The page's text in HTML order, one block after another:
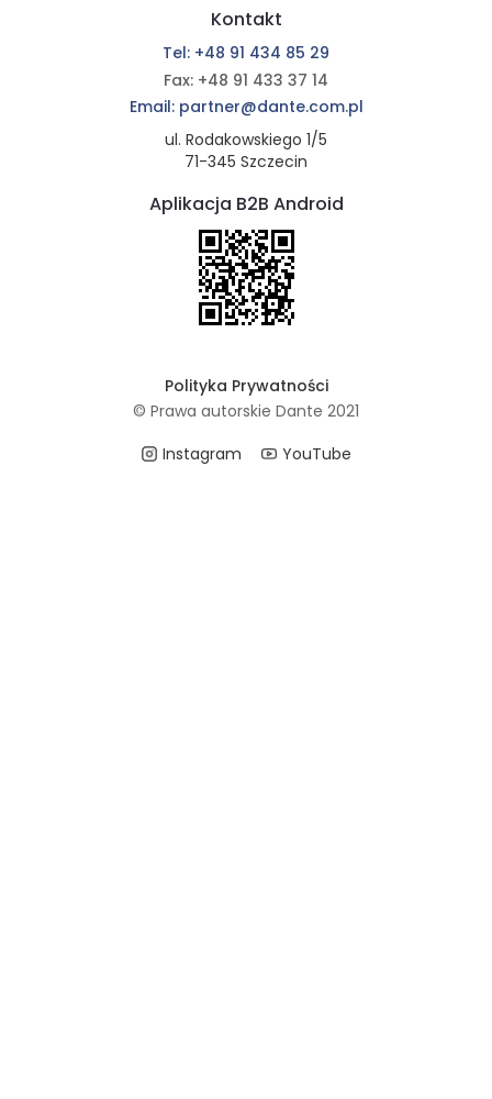
Kontakt
Tel: +48 91 434 85 29
Fax: +48 91 433 37 14
Email: partner@dante.com.pl
ul. Rodakowskiego 1/5
71-345 Szczecin
Aplikacja B2B Android
Polityka Prywatności
© Prawa autorskie Dante 2021
Instagram
YouTube